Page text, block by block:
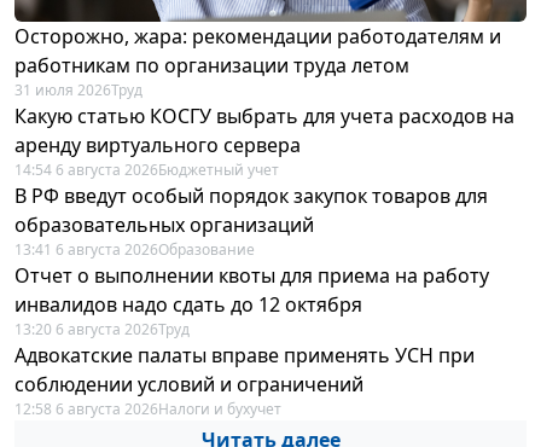
Осторожно, жара: рекомендации работодателям и
работникам по организации труда летом
31 июля 2026Труд
Какую статью КОСГУ выбрать для учета расходов на
аренду виртуального сервера
14:54 6 августа 2026Бюджетный учет
В РФ введут особый порядок закупок товаров для
образовательных организаций
13:41 6 августа 2026Образование
Отчет о выполнении квоты для приема на работу
инвалидов надо сдать до 12 октября
13:20 6 августа 2026Труд
Адвокатские палаты вправе применять УСН при
соблюдении условий и ограничений
12:58 6 августа 2026Налоги и бухучет
Читать далее